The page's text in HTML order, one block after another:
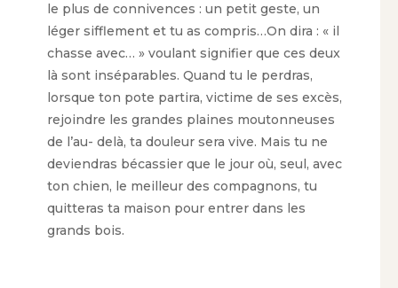
le plus de connivences : un petit geste, un
léger sifflement et tu as compris…On dira : « il
chasse avec… » voulant signifier que ces deux
là sont inséparables. Quand tu le perdras,
lorsque ton pote partira, victime de ses excès,
rejoindre les grandes plaines moutonneuses
de l’au- delà, ta douleur sera vive. Mais tu ne
deviendras bécassier que le jour où, seul, avec
ton chien, le meilleur des compagnons, tu
quitteras ta maison pour entrer dans les
grands bois.